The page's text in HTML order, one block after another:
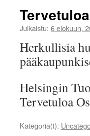
Julkaistu: 6 elokuun,
Herkullisia
Helsingin
Tervetuloa
Kategoria(t):